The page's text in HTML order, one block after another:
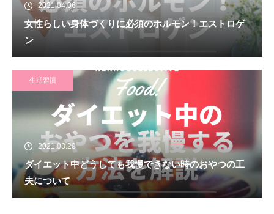
2021.04.06
女性らしい身体づくりに必須のホルモン！エストロゲ
ン
生活習慣
2021.03.29
ダイエット中どうしても我慢できない時のおやつの工
夫について